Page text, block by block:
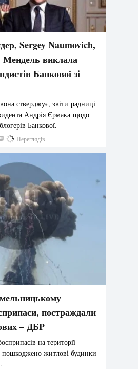
Sergey Naumovich,
виклала
Банкової зі
стверджує, звіти радниці
Андрія Єрмака щодо
Банкової.
193 Переглядів
постраждали
– ДБР
на території
пошкоджено житлові будинки